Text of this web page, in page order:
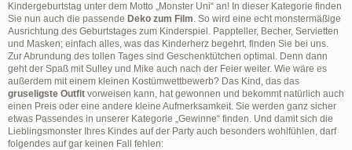
Kindergeburtstag unter dem Motto „Monster Uni“ an! In dieser Kategorie finden
Sie nun auch die passende Deko zum Film . So wird eine echt monstermäßige
Ausrichtung des Geburtstages zum Kinderspiel. Pappteller, Becher, Servietten
und Masken; einfach alles, was das Kinderherz begehrt, finden Sie bei uns.
Zur Abrundung des tollen Tages sind Geschenktütchen optimal. Denn dann
geht der Spaß mit Sulley und Mike auch nach der Feier weiter. Wie wäre es
außerdem mit einem kleinen Kostümwettbewerb? Das Kind, das das
gruseligste Outfit vorweisen kann, hat gewonnen und bekommt natürlich auch
einen Preis oder eine andere kleine Aufmerksamkeit. Sie werden ganz sicher
etwas Passendes in unserer Kategorie „Gewinne“ finden. Und damit sich die
Lieblingsmonster Ihres Kindes auf der Party auch besonders wohlfühlen, darf
folgendes auf gar keinen Fall fehlen: